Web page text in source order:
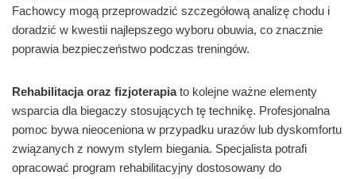
Fachowcy mogą przeprowadzić szczegółową analizę chodu i
doradzić w kwestii najlepszego wyboru obuwia, co znacznie
poprawia bezpieczeństwo podczas treningów.
Rehabilitacja oraz fizjoterapiato kolejne ważne elementy
wsparcia dla biegaczy stosujących tę technikę. Profesjonalna
pomoc bywa nieoceniona w przypadku urazów lub dyskomfortu
związanych z nowym stylem biegania. Specjalista potrafi
opracować program rehabilitacyjny dostosowany do